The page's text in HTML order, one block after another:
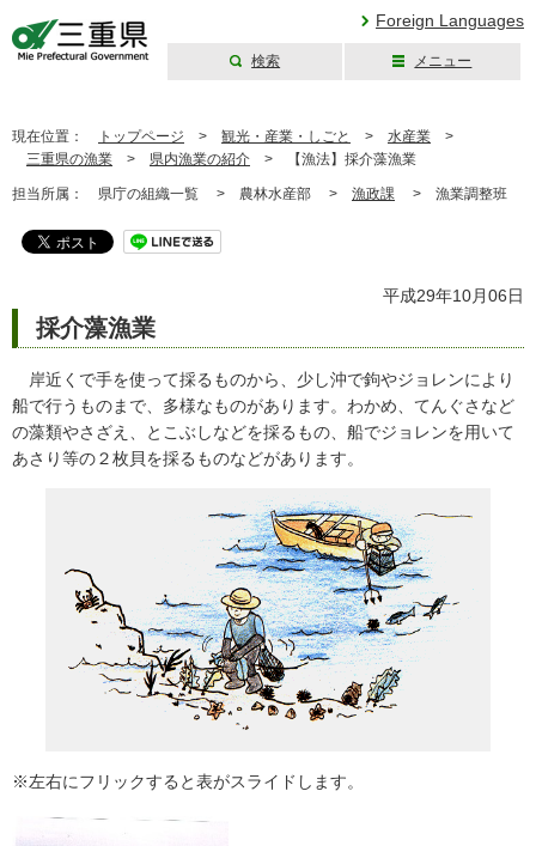
Foreign Languages
検索 メニュー
現在位置： トップページ > 観光・産業・しごと > 水産業 >
三重県の漁業 > 県内漁業の紹介 > 【漁法】採介藻漁業
担当所属： 県庁の組織一覧 > 農林水産部 > 漁政課 > 漁業調整班
平成29年10月06日
採介藻漁業
岸近くで手を使って採るものから、少し沖で鉤やジョレンにより
船で行うものまで、多様なものがあります。わかめ、てんぐさなど
の藻類やさざえ、とこぶしなどを採るもの、船でジョレンを用いて
あさり等の２枚貝を採るものなどがあります。
※左右にフリックすると表がスライドします。